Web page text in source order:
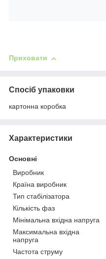
Приховати
Спосіб упаковки
картонна коробка
Характеристики
Основні
Виробник
Країна виробник
Тип стабілізатора
Кількість фаз
Мінімальна вхідна напруга
Максимальна вхідна
напруга
Частота струму